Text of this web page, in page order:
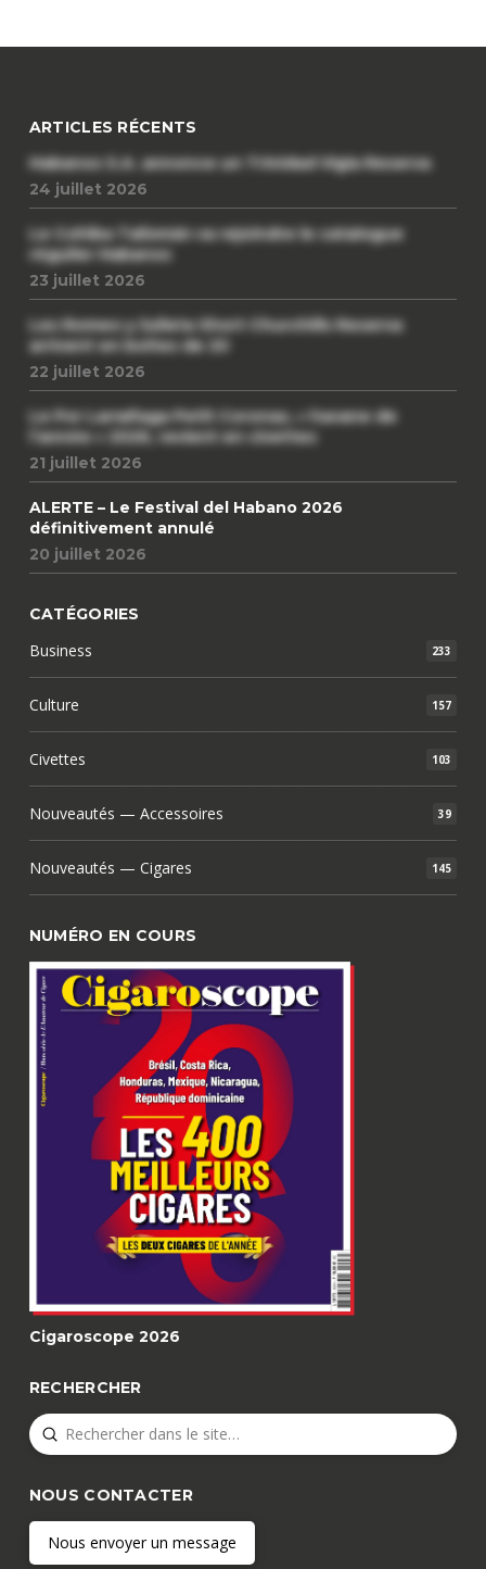
ARTICLES RÉCENTS
Habanos S.A. annonce un Trinidad Vigia Reserva
24 juillet 2026
Le Cohiba Talismán va rejoindre le catalogue
régulier Habanos
23 juillet 2026
Les Romeo y Julieta Short Churchills Reserva
arrivent en boîtes de 20
22 juillet 2026
Le Por Larrañaga Petit Coronas, « havane de
l’année » 2026, revient en civettes
21 juillet 2026
ALERTE – Le Festival del Habano 2026
définitivement annulé
20 juillet 2026
CATÉGORIES
Business 233
Culture 157
Civettes 103
Nouveautés — Accessoires 39
Nouveautés — Cigares 145
NUMÉRO EN COURS
Cigaroscope 2026
RECHERCHER
Search
Submit
NOUS CONTACTER
Nous envoyer un message